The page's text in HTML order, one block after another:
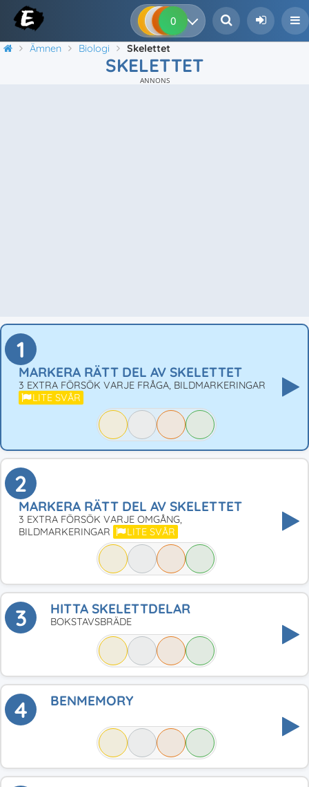
0 0 0
Ämnen Biologi Skelettet
SKELETTET
ANNONS
1
MARKERA RÄTT DEL AV SKELETTET
3 EXTRA FÖRSÖK VARJE FRÅGA, BILDMARKERINGAR
LITE SVÅR
2
MARKERA RÄTT DEL AV SKELETTET
3 EXTRA FÖRSÖK VARJE OMGÅNG,
BILDMARKERINGAR
LITE SVÅR
3 HITTA SKELETTDELAR
BOKSTAVSBRÄDE
4 BENMEMORY